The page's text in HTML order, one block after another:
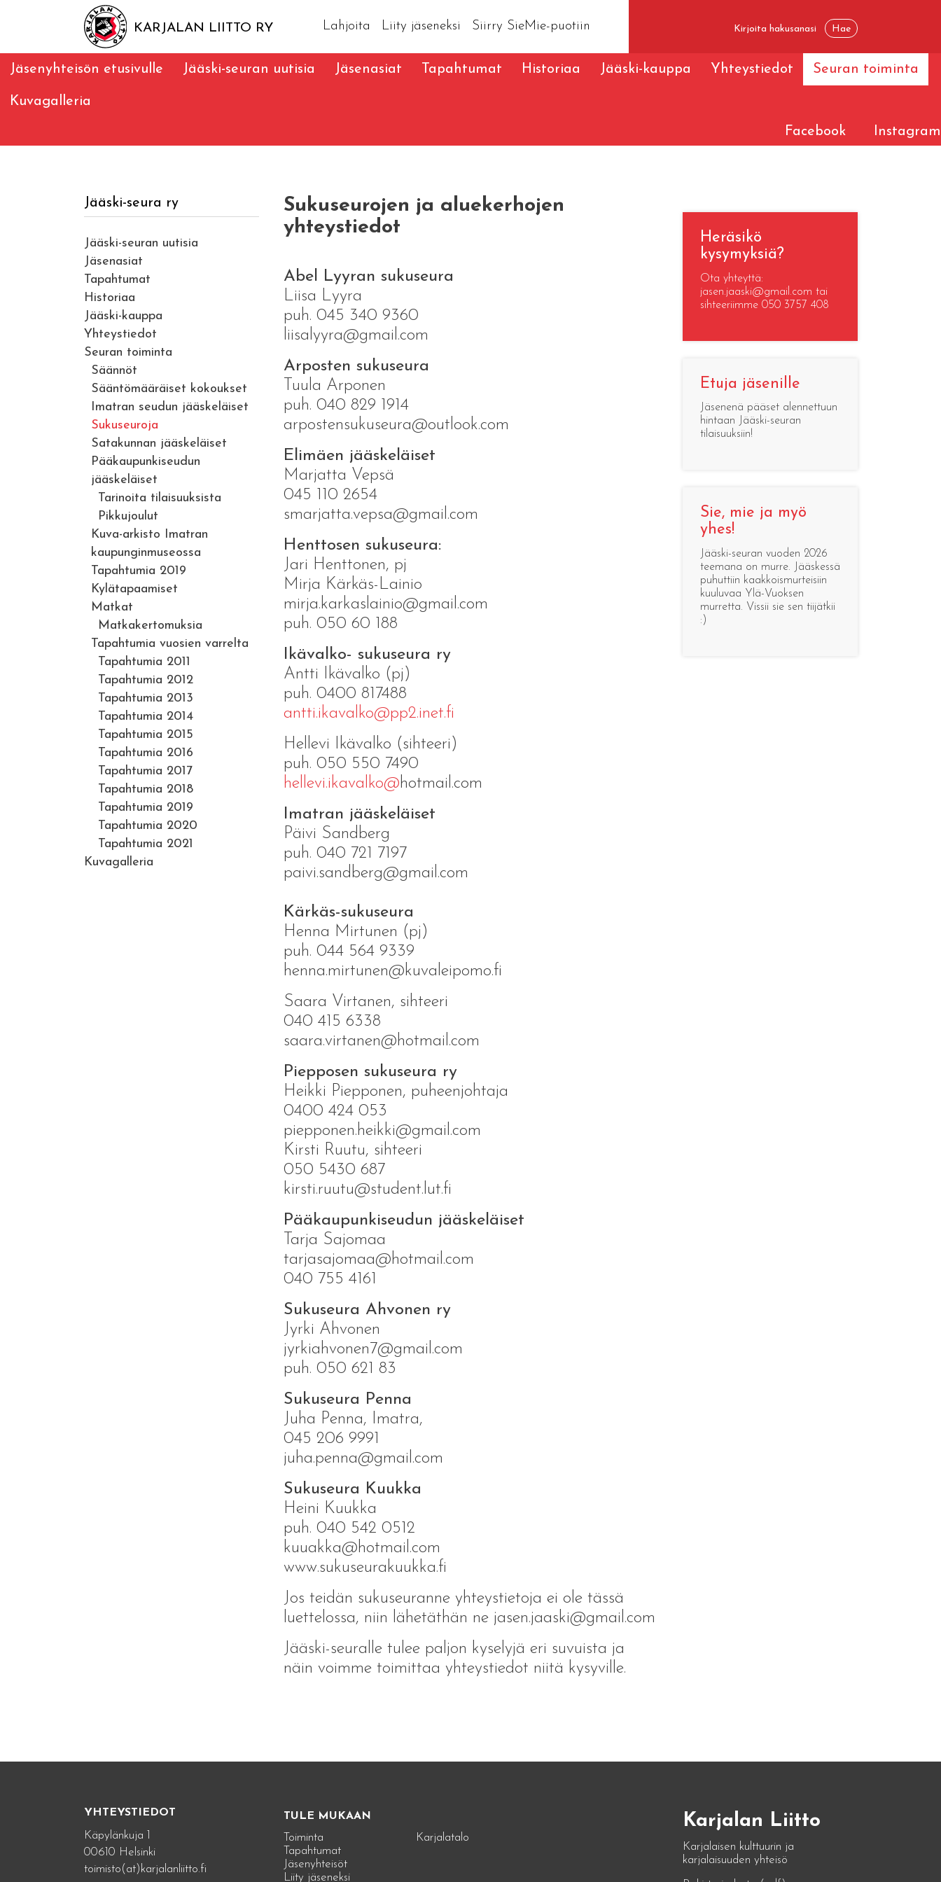
KARJALAN LIITTO RY Lahjoita Liity jäseneksi Siirry SieMie-puotiin
Jäsenyhteisön etusivulle Jääski-seuran uutisia Jäsenasiat Tapahtumat Historiaa Jääski-kauppa Yhteystiedot Seuran toiminta
Kuvagalleria
Facebook Instagram
Jääski-seura ry
Jääski-seuran uutisia
Jäsenasiat
Tapahtumat
Historiaa
Jääski-kauppa
Yhteystiedot
Seuran toiminta
Säännöt
Sääntömääräiset kokoukset
Imatran seudun jääskeläiset
Sukuseuroja
Satakunnan jääskeläiset
Pääkaupunkiseudun
jääskeläiset
Tarinoita tilaisuuksista
Pikkujoulut
Kuva-arkisto Imatran
kaupunginmuseossa
Tapahtumia 2019
Kylätapaamiset
Matkat
Matkakertomuksia
Tapahtumia vuosien varrelta
Tapahtumia 2011
Tapahtumia 2012
Tapahtumia 2013
Tapahtumia 2014
Tapahtumia 2015
Tapahtumia 2016
Tapahtumia 2017
Tapahtumia 2018
Tapahtumia 2019
Tapahtumia 2020
Tapahtumia 2021
Kuvagalleria
Sukuseurojen ja aluekerhojen
yhteystiedot
Abel Lyyran sukuseura
Liisa Lyyra
puh. 045 340 9360
liisalyyra@gmail.com
Arposten sukuseura
Tuula Arponen
puh. 040 829 1914
arpostensukuseura@outlook.com
Elimäen jääskeläiset
Marjatta Vepsä
045 110 2654
smarjatta.vepsa@gmail.com
Henttosen sukuseura:
Jari Henttonen, pj
Mirja Kärkäs-Lainio
mirja.karkaslainio@gmail.com
puh. 050 60 188
Ikävalko- sukuseura ry
Antti Ikävalko (pj)
puh. 0400 817488
antti.ikavalko@pp2.inet.fi
Hellevi Ikävalko (sihteeri)
puh. 050 550 7490
hellevi.ikavalko@hotmail.com
Imatran jääskeläiset
Päivi Sandberg
puh. 040 721 7197
paivi.sandberg@gmail.com
Kärkäs-sukuseura
Henna Mirtunen (pj)
puh. 044 564 9339
henna.mirtunen@kuvaleipomo.fi
Saara Virtanen, sihteeri
040 415 6338
saara.virtanen@hotmail.com
Piepposen sukuseura ry
Heikki Piepponen, puheenjohtaja
0400 424 053
piepponen.heikki@gmail.com
Kirsti Ruutu, sihteeri
050 5430 687
kirsti.ruutu@student.lut.fi
Pääkaupunkiseudun jääskeläiset
Tarja Sajomaa
tarjasajomaa@hotmail.com
040 755 4161
Sukuseura Ahvonen ry
Jyrki Ahvonen
jyrkiahvonen7@gmail.com
puh. 050 621 83
Sukuseura Penna
Juha Penna, Imatra,
045 206 9991
juha.penna@gmail.com
Sukuseura Kuukka
Heini Kuukka
puh. 040 542 0512
kuuakka@hotmail.com
www.sukuseurakuukka.fi
Jos teidän sukuseuranne yhteystietoja ei ole tässä
luettelossa, niin lähetäthän ne jasen.jaaski@gmail.com
Jääski-seuralle tulee paljon kyselyjä eri suvuista ja
näin voimme toimittaa yhteystiedot niitä kysyville.
Heräsikö
kysymyksiä?
Ota yhteyttä:
jasen.jaaski@gmail.com tai
sihteeriimme 050 3757 408
Etuja jäsenille
Jäsenenä pääset alennettuun
hintaan Jääski-seuran
tilaisuuksiin!
Sie, mie ja myö
yhes!
Jääski-seuran vuoden 2026
teemana on murre. Jääskessä
puhuttiin kaakkoismurteisiin
kuuluvaa Ylä-Vuoksen
murretta. Vissii sie sen tiijätkii
:)
YHTEYSTIEDOT
Käpylänkuja 1
00610 Helsinki
toimisto(at)karjalanliitto.fi
TULE MUKAAN
Toiminta
Tapahtumat
Jäsenyhteisöt
Liity jäseneksi
Karjalatalo
Karjalan Liitto
Karjalaisen kulttuurin ja
karjalaisuuden yhteisö